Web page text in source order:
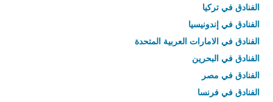
الفنادق في تركيا
الفنادق في إندونيسيا
الفنادق في الامارات العربية المتحدة
الفنادق في البحرين
الفنادق في مصر
الفنادق في فرنسا